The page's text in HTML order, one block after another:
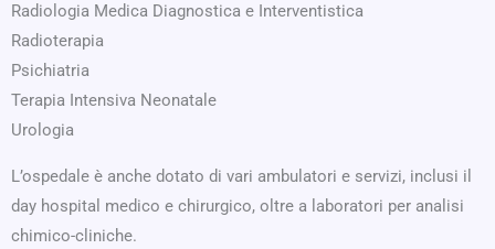
Radiologia Medica Diagnostica e Interventistica
Radioterapia
Psichiatria
Terapia Intensiva Neonatale
Urologia
L’ospedale è anche dotato di vari ambulatori e servizi, inclusi il
day hospital medico e chirurgico, oltre a laboratori per analisi
chimico-cliniche.